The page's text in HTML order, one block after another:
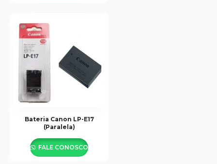
Bateria Canon LP-E17
(Paralela)
FALE CONOSCO